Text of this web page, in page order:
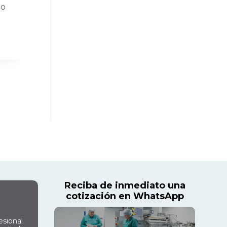
Reciba de inmediato una
cotización en WhatsApp